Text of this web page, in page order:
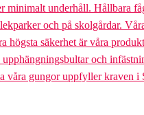
underhåll. Hållbara
och på skolgårdar.
säkerhet är våra
och
våra gungor uppfyller kraven i